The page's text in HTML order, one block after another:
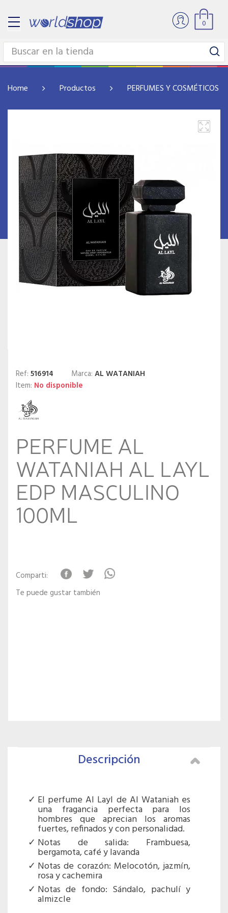
0
Home Productos PERFUMES Y COSMÉTICOS
Ref: 516914 Marca: AL WATANIAH
Item: No disponible
PERFUME AL
WATANIAH AL LAYL
EDP MASCULINO
100ML
Comparti:
Te puede gustar también
Descripción
El perfume Al Layl de Al Wataniah es
una fragancia perfecta para los
hombres que aprecian los aromas
fuertes, refinados y con personalidad.
Notas de salida: Frambuesa,
bergamota, café y lavanda
Notas de corazón: Melocotón, jazmín,
rosa y cachemira
Notas de fondo: Sándalo, pachulí y
almizcle